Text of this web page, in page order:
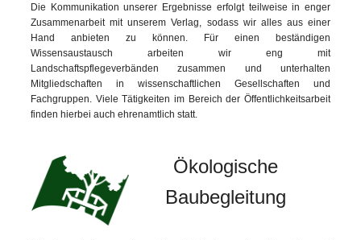
Die Kommunikation unserer Ergebnisse erfolgt teilweise in enger
Zusammenarbeit mit unserem Verlag, sodass wir alles aus einer
Hand anbieten zu können. Für einen beständigen
Wissensaustausch arbeiten wir eng mit
Landschaftspflegeverbänden zusammen und unterhalten
Mitgliedschaften in wissenschaftlichen Gesellschaften und
Fachgruppen. Viele Tätigkeiten im Bereich der Öffentlichkeitsarbeit
finden hierbei auch ehrenamtlich statt.
Ökologische
Baubegleitung